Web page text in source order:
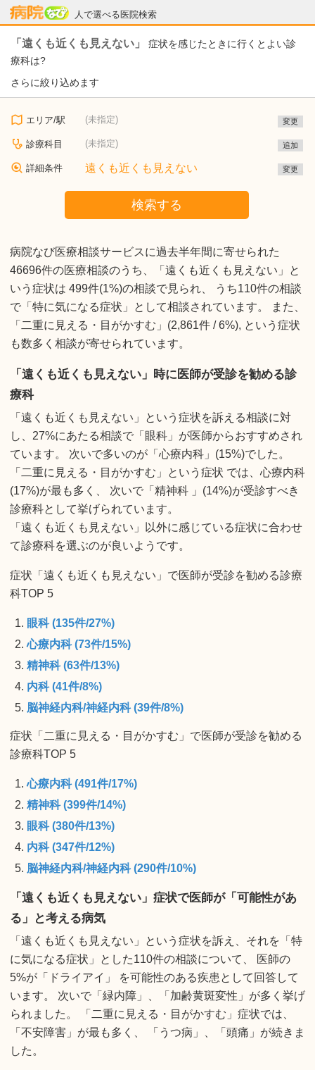
人で選べる医院検索
病院なび
「遠くも近くも見えない」
症状を感じたときに行くとよい診
療科は?
さらに絞り込めます
エリア/駅 (未指定) 変更
診療科目 (未指定) 追加
詳細条件 遠くも近くも見えない 変更
検索する
病院なび医療相談サービスに過去半年間に寄せられた
46696件の医療相談のうち、「遠くも近くも見えない」と
いう症状は 499件(1%)の相談で見られ、 うち110件の相談
で「特に気になる症状」として相談されています。 また、
「二重に見える・目がかすむ」(2,861件 / 6%), という症状
も数多く相談が寄せられています。
「遠くも近くも見えない」時に医師が受診を勧める診
療科
「遠くも近くも見えない」という症状を訴える相談に対
し、27%にあたる相談で「眼科」が医師からおすすめされ
ています。 次いで多いのが「心療内科」(15%)でした。
「二重に見える・目がかすむ」という症状 では、心療内科
(17%)が最も多く、 次いで「精神科 」(14%)が受診すべき
診療科として挙げられています。
「遠くも近くも見えない」以外に感じている症状に合わせ
て診療科を選ぶのが良いようです。
症状「遠くも近くも見えない」で医師が受診を勧める診療
科TOP 5
眼科 (135件/27%)
心療内科 (73件/15%)
精神科 (63件/13%)
内科 (41件/8%)
脳神経内科/神経内科 (39件/8%)
症状「二重に見える・目がかすむ」で医師が受診を勧める
診療科TOP 5
心療内科 (491件/17%)
精神科 (399件/14%)
眼科 (380件/13%)
内科 (347件/12%)
脳神経内科/神経内科 (290件/10%)
「遠くも近くも見えない」症状で医師が「可能性があ
る」と考える病気
「遠くも近くも見えない」という症状を訴え、それを「特
に気になる症状」とした110件の相談について、 医師の
5%が「ドライアイ」 を可能性のある疾患として回答して
います。 次いで「緑内障」、「加齢黄斑変性」が多く挙げ
られました。 「二重に見える・目がかすむ」症状では、
「不安障害」が最も多く、 「うつ病」、「頭痛」が続きま
した。